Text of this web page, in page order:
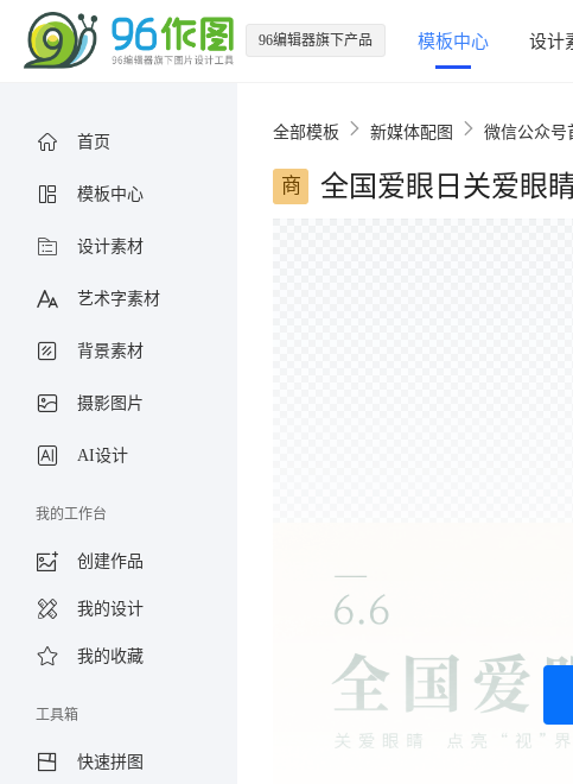
96编辑器旗下产品 模板中心 设计
首页
模板中心
设计素材
艺术字素材
背景素材
摄影图片
AI设计
我的工作台
创建作品
我的设计
我的收藏
工具箱
快速拼图
全部模板 新媒体配图 微信公众号
商 全国爱眼日关爱眼